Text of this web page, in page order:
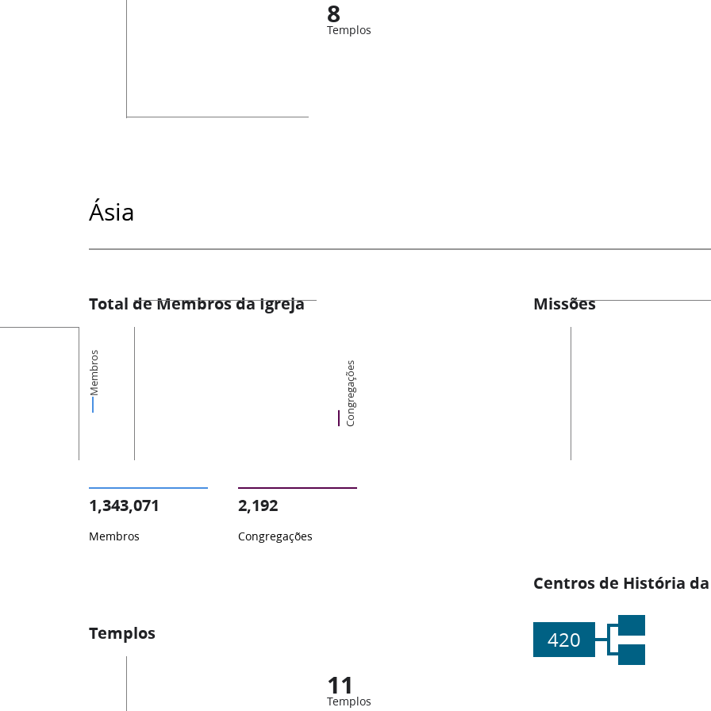
8
Templos
Ásia
Total de Membros da Igreja
Membros Congregações
1,343,071
Membros
2,192
Congregações
Missões
Centros de História
420
Templos
11
Templos